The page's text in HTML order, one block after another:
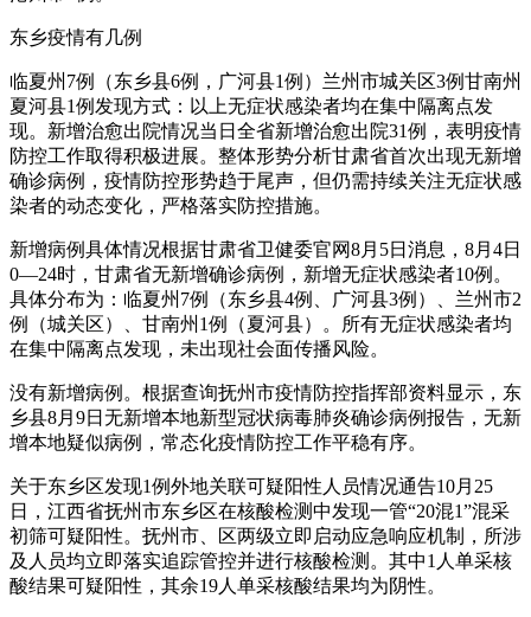
东乡疫情有几例
临夏州7例（东乡县6例，广河县1例）兰州市城关区3例甘南州
夏河县1例发现方式：以上无症状感染者均在集中隔离点发
现。新增治愈出院情况当日全省新增治愈出院31例，表明疫情
防控工作取得积极进展。整体形势分析甘肃省首次出现无新增
确诊病例，疫情防控形势趋于尾声，但仍需持续关注无症状感
染者的动态变化，严格落实防控措施。
新增病例具体情况根据甘肃省卫健委官网8月5日消息，8月4日
0—24时，甘肃省无新增确诊病例，新增无症状感染者10例。
具体分布为：临夏州7例（东乡县4例、广河县3例）、兰州市2
例（城关区）、甘南州1例（夏河县）。所有无症状感染者均
在集中隔离点发现，未出现社会面传播风险。
没有新增病例。根据查询抚州市疫情防控指挥部资料显示，东
乡县8月9日无新增本地新型冠状病毒肺炎确诊病例报告，无新
增本地疑似病例，常态化疫情防控工作平稳有序。
关于东乡区发现1例外地关联可疑阳性人员情况通告10月25
日，江西省抚州市东乡区在核酸检测中发现一管“20混1”混采
初筛可疑阳性。抚州市、区两级立即启动应急响应机制，所涉
及人员均立即落实追踪管控并进行核酸检测。其中1人单采核
酸结果可疑阳性，其余19人单采核酸结果均为阴性。